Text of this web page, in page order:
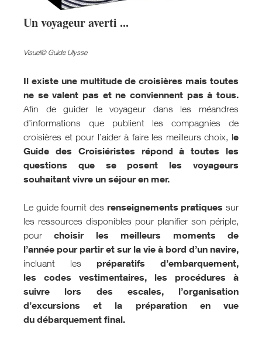
Un voyageur averti ...
Visuel© Guide Ulysse
Il existe une multitude de croisières mais toutes
ne se valent pas et ne conviennent pas à tous.
Afin de guider le voyageur dans les méandres
d’informations que publient les compagnies de
croisières et pour l’aider à faire les meilleurs choix, le
Guide des Croisiéristes répond à toutes les
questions que se posent les voyageurs
souhaitant vivre un séjour en mer.
Le guide fournit des renseignements pratiques sur
les ressources disponibles pour planifier son périple,
pourchoisir les meilleurs moments de
l’année pour partir et sur la vie à bord d’un navire,
incluant les préparatifs d’embarquement,
les codes vestimentaires, les procédures à
suivre lors des escales, l’organisation
d’excursions et la préparation en vue
du débarquement final.